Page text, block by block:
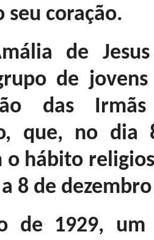
seu coração.
de
de
das
que, no dia
o hábito
8 de
de 1929,